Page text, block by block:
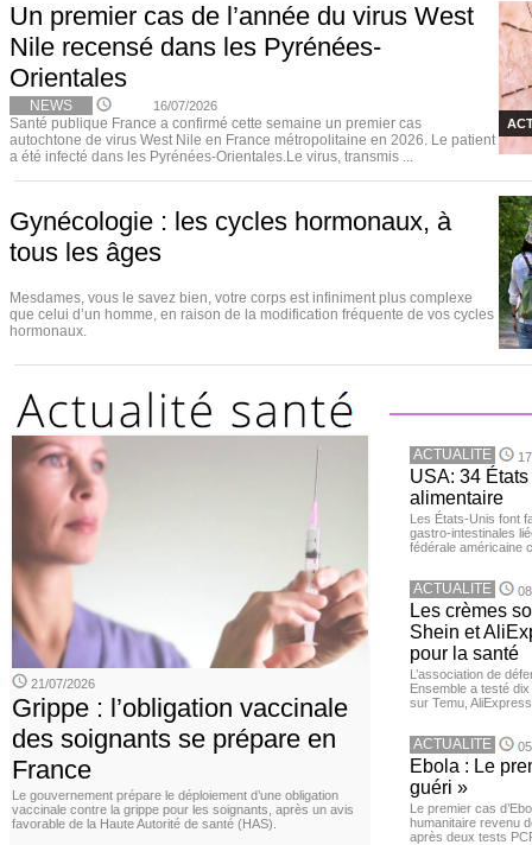
Un premier cas de l’année du virus West
Nile recensé dans les Pyrénées-
Orientales
NEWS 16/07/2026
Santé publique France a confirmé cette semaine un premier cas
autochtone de virus West Nile en France métropolitaine en 2026. Le patient
a été infecté dans les Pyrénées-Orientales.Le virus, transmis ...
Gynécologie : les cycles hormonaux, à
tous les âges
Mesdames, vous le savez bien, votre corps est infiniment plus complexe
que celui d’un homme, en raison de la modification fréquente de vos cycles
hormonaux.
21/07/2026
Grippe : l’obligation vaccinale
des soignants se prépare en
France
Le gouvernement prépare le déploiement d’une obligation
vaccinale contre la grippe pour les soignants, après un avis
favorable de la Haute Autorité de santé (HAS).
ACTUALITE
USA: 34
alimentaire
Les États-Unis font
gastro-intestinales
fédérale américaine
ACTUALITE
Les crèmes
Shein et
pour la santé
L’association de
Ensemble a testé
sur Temu,
ACTUALITE
Ebola : Le
guéri »
Le premier cas
humanitaire revenu
après deux tests